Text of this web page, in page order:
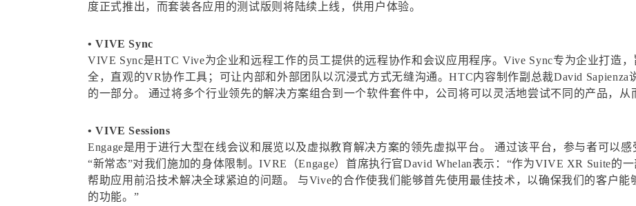
度正式推出，而套装各应用的测试版则将陆续上线，供用户体验。
• VIVE Sync
VIVE Sync是HTC Vive为企业和远程工作的员工提供的远程协作和会议应用程序。Vive Sync专为企业打造
全，直观的VR协作工具；可让内部和外部团队以沉浸式方式无缝沟通。HTC内容制作副总裁David Sapienza
的一部分。 通过将多个行业领先的解决方案组合到一个软件套件中，公司将可以灵活地尝试不同的产品，从
• VIVE Sessions
Engage是用于进行大型在线会议和展览以及虚拟教育解决方案的领先虚拟平台。 通过该平台，参与者可以
“新常态”对我们施加的身体限制。IVRE（Engage）首席执行官David Whelan表示：“作为VIVE XR Suite的
帮助应用前沿技术解决全球紧迫的问题。 与Vive的合作使我们能够首先使用最佳技术，以确保我们的客户
的功能。”